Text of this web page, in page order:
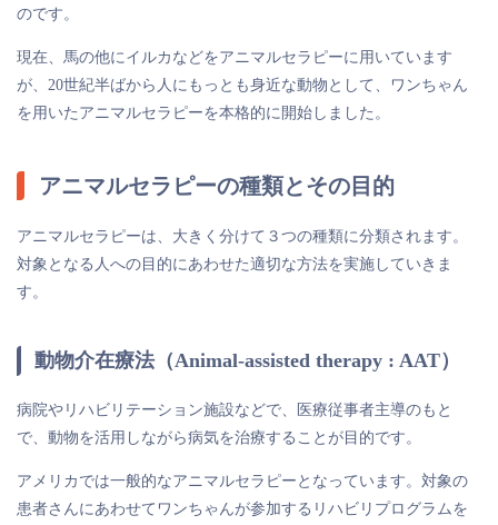
のです。
現在、馬の他にイルカなどをアニマルセラピーに用いています
が、20世紀半ばから人にもっとも身近な動物として、ワンちゃん
を用いたアニマルセラピーを本格的に開始しました。
アニマルセラピーの種類とその目的
アニマルセラピーは、大きく分けて３つの種類に分類されます。
対象となる人への目的にあわせた適切な方法を実施していきま
す。
動物介在療法（Animal-assisted therapy : AAT）
病院やリハビリテーション施設などで、医療従事者主導のもと
で、動物を活用しながら病気を治療することが目的です。
アメリカでは一般的なアニマルセラピーとなっています。対象の
患者さんにあわせてワンちゃんが参加するリハビリプログラムを